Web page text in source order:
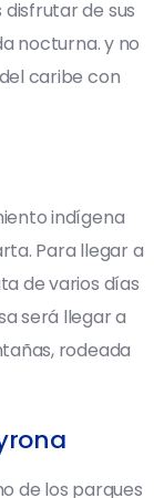
de sus
nocturna. y no
caribe con
indígena
Para llegar a
de varios días
será llegar a
rodeada
de los parques